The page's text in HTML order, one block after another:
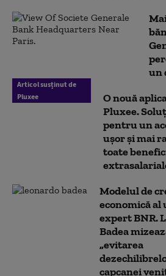
un
Articol susținut de
Pluxee
O nouă
Pluxee.
pentru un
ușor și mai
toate
Modelul de
economică al
expert BNR.
Badea
„evitarea
capcanei